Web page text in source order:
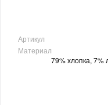
Артикул
Материал
79% хлопка, 7%